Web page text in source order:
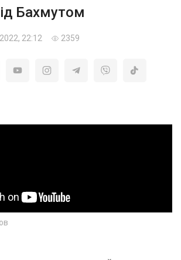
Бахмутом
22:12 2359